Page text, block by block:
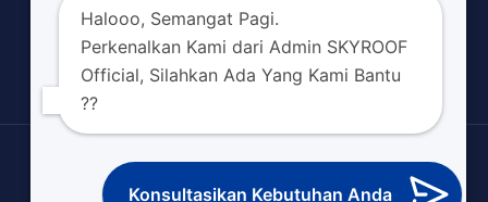
Copyright © 2026 skyroofofficial.com
Halooo, Semangat Pagi.
Perkenalkan Kami dari Admin SKYROOF
Official, Silahkan Ada Yang Kami Bantu
??
Konsultasikan Kebutuhan Anda